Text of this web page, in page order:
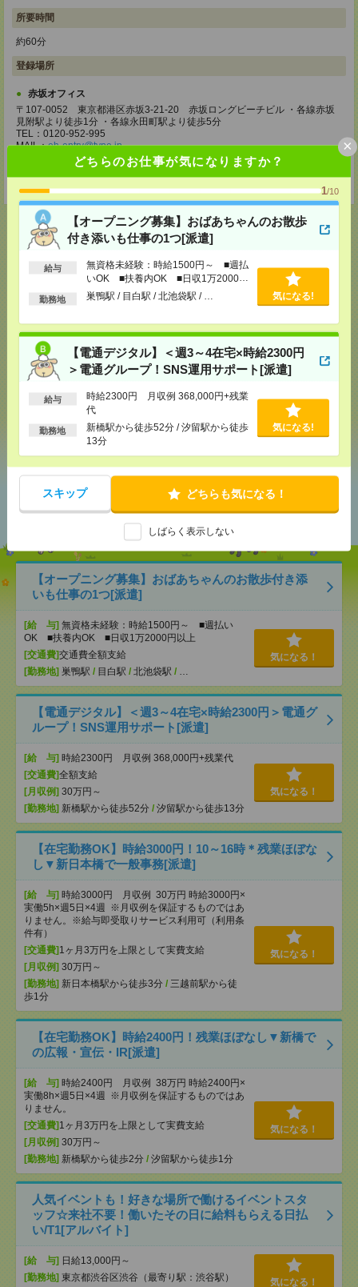
どちらのお仕事が気になりますか？
1/10
【オープニング募集】おばあちゃんのお散歩
付き添いも仕事の1つ[派遣]
給与
無資格未経験：時給1500円～ ■週払
いOK ■扶養内OK ■日収1万2000円
以上
勤務地 巣鴨駅 / 目白駅 / 北池袋駅 / … 気になる!
【電通デジタル】＜週3～4在宅×時給2300円
＞電通グループ！SNS運用サポート[派遣]
給与
時給2300円 月収例 368,000円+残業
代
勤務地
新橋駅から徒歩52分 / 汐留駅から徒歩
13分
気になる!
スキップ どちらも気になる！
しばらく表示しない
×
所要時間
約60分
登録場所
赤坂オフィス
〒107-0052 東京都港区赤坂3-21-20 赤坂ロングビーチビル ・各線赤坂
見附駅より徒歩1分 ・各線永田町駅より徒歩5分
TEL：0120-952-995
MAIL：eh-entry@type.jp
担当：登録サポートセンター
受付可能日時：受付可能日時：11:00～／13:00～／15:00～／17:00～／
応募ページへ
気になる！
メール LINE で送る
シェア ツイート ブックマーク
あなたの閲覧履歴からの
おすすめ
【オープニング募集】おばあちゃんのお散歩付き添
いも仕事の1つ[派遣]
[給 与] 無資格未経験：時給1500円～ ■週払い
OK ■扶養内OK ■日収1万2000円以上
[交通費]交通費全額支給
[勤務地] 巣鴨駅 / 目白駅 / 北池袋駅 / …
気になる！
【電通デジタル】＜週3～4在宅×時給2300円＞電通グ
ループ！SNS運用サポート[派遣]
[給 与] 時給2300円 月収例 368,000円+残業代
[交通費]全額支給
[月収例] 30万円～
[勤務地] 新橋駅から徒歩52分 / 汐留駅から徒歩13分
気になる！
【在宅勤務OK】時給3000円！10～16時＊残業ほぼな
し▼新日本橋で一般事務[派遣]
[給 与] 時給3000円 月収例 30万円 時給3000円×
実働5h×週5日×4週 ※月収例を保証するものではあ
りません。※給与即受取りサービス利用可（利用条
件有）
[交通費] 1ヶ月3万円を上限として実費支給
[月収例] 30万円～
[勤務地] 新日本橋駅から徒歩3分 / 三越前駅から徒
歩1分
気になる！
【在宅勤務OK】時給2400円！残業ほぼなし▼新橋で
の広報・宣伝・IR[派遣]
[給 与] 時給2400円 月収例 38万円 時給2400円×
実働8h×週5日×4週 ※月収例を保証するものではあ
りません。
[交通費] 1ヶ月3万円を上限として実費支給
[月収例] 30万円～
[勤務地] 新橋駅から徒歩2分 / 汐留駅から徒歩1分
気になる！
人気イベントも！好きな場所で働けるイベントスタ
ッフ☆来社不要！働いたその日に給料もらえる日払
い/T1[アルバイト]
[給 与] 日給13,000円～
[勤務地] 東京都渋谷区渋谷（最寄り駅：渋谷駅） 気になる！